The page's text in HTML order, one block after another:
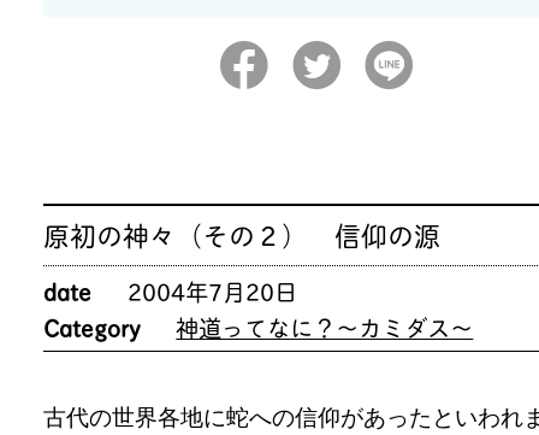
原初の神々（その２） 信仰の源
date
2004年7月20日
Category
神道ってなに？～カミダス～
古代の世界各地に蛇への信仰があったといわれ